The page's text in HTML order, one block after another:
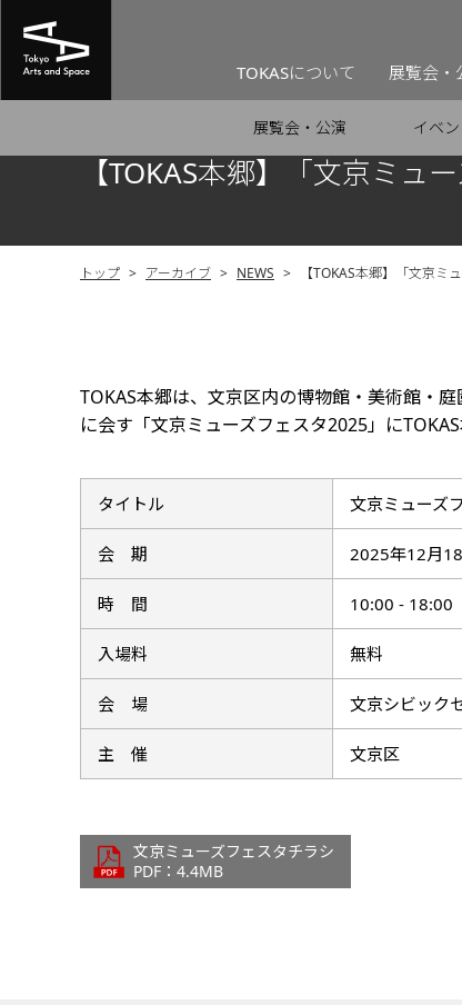
TOKASについて 展覧会・
展覧会・公演 イベン
【TOKAS本郷】「文京ミュ
トップ > アーカイブ > NEWS > 【TOKAS本郷】「文京
TOKAS本郷は、文京区内の博物館・美術館・
に会す「文京ミューズフェスタ2025」にTOKAS
タイトル 文京ミューズ
会 期 2025年12月18
時 間 10:00 - 18:00
入場料 無料
会 場 文京シビック
主 催 文京区
文京ミューズフェスタチラシ
PDF：4.4MB